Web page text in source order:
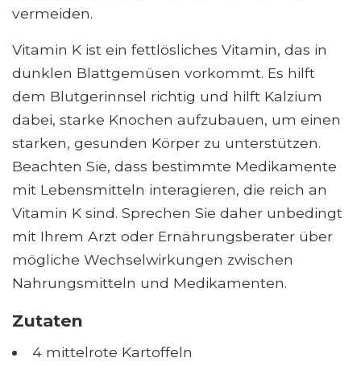
vermeiden.
Vitamin K ist ein fettlösliches Vitamin, das in
dunklen Blattgemüsen vorkommt. Es hilft
dem Blutgerinnsel richtig und hilft Kalzium
dabei, starke Knochen aufzubauen, um einen
starken, gesunden Körper zu unterstützen.
Beachten Sie, dass bestimmte Medikamente
mit Lebensmitteln interagieren, die reich an
Vitamin K sind. Sprechen Sie daher unbedingt
mit Ihrem Arzt oder Ernährungsberater über
mögliche Wechselwirkungen zwischen
Nahrungsmitteln und Medikamenten.
Zutaten
4 mittelrote Kartoffeln